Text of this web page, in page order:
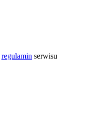
regulamin serwisu